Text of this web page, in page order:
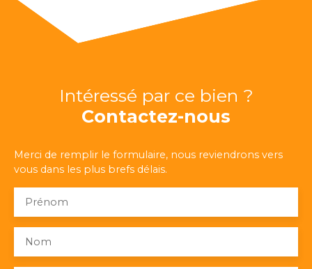
Intéressé par ce bien ?
Contactez-nous
Merci de remplir le formulaire, nous reviendrons vers
vous dans les plus brefs délais.
Prénom
Nom